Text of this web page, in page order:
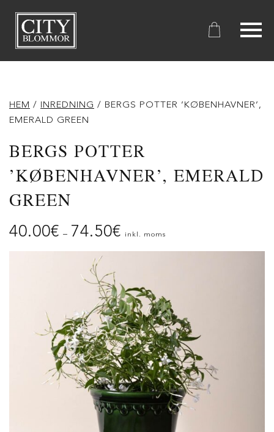
City
Blommor
HEM / INREDNING / BERGS POTTER ’KØBENHAVNER’,
EMERALD GREEN
BERGS POTTER
’KØBENHAVNER’, EMERALD
GREEN
40.00€ – 74.50€ inkl. moms